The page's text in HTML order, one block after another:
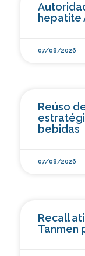
hepatite
07/08/2026
Reúso
bebidas
07/08/2026
Recall
Tanmen